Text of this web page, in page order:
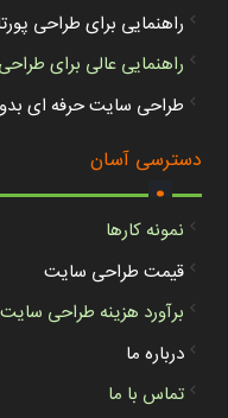
راهنمایی برای طراحی
راهنمایی عالی برای
طراحی سایت حرفه ای
دسترسی آسان
.
نمونه کارها
قیمت طراحی سایت
برآورد هزینه طراحی سایت
درباره ما
تماس با ما